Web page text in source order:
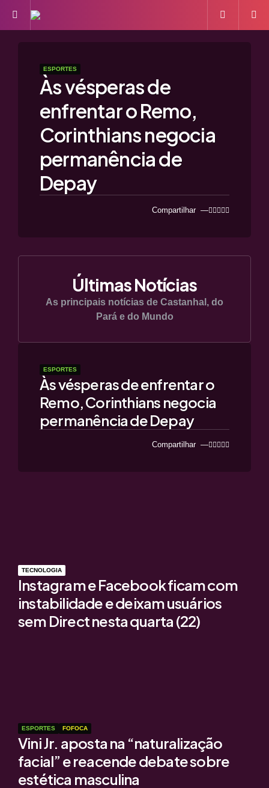
ESPORTES
Às vésperas de
enfrentar o Remo,
Corinthians negocia
permanência de
Depay
Compartilhar
Últimas Notícias
As principais notícias de Castanhal, do
Pará e do Mundo
ESPORTES
Às vésperas de enfrentar o
Remo, Corinthians negocia
permanência de Depay
Compartilhar
TECNOLOGIA
Instagram e Facebook ficam com
instabilidade e deixam usuários
sem Direct nesta quarta (22)
ESPORTES FOFOCA
Vini Jr. aposta na “naturalização
facial” e reacende debate sobre
estética masculina